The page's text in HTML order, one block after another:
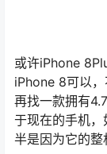
或许iPhone
iPhone 8可以
再找一款拥有
于现在的手机
半是因为它的整